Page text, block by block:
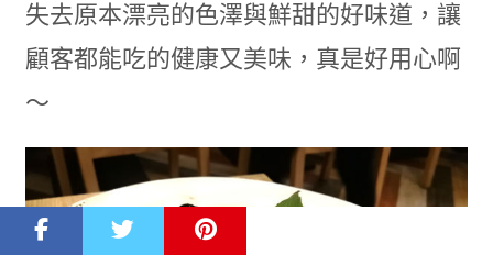
失去原本漂亮的色澤與鮮甜的好味道，讓
顧客都能吃的健康又美味，真是好用心啊
～